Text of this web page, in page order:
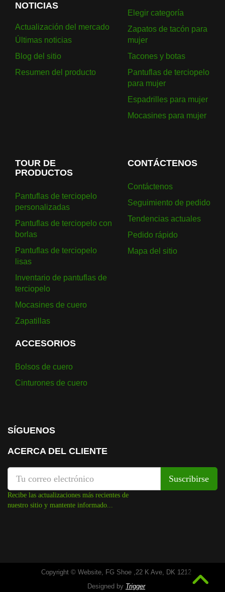
NOTICIAS
Actualización del mercado
Últimas noticias
Blog del sitio
Resumen del producto
Elegir categoría
Zapatos de tacón para
mujer
Tacones y botas
Pantuflas de terciopelo
para mujer
Espadrilles para mujer
Mocasines para mujer
TOUR DE
PRODUCTOS
Pantuflas de terciopelo
personalizadas
Pantuflas de terciopelo con
borlas
Pantuflas de terciopelo
lisas
Inventario de pantuflas de
terciopelo
Mocasines de cuero
Zapatillas
ACCESORIOS
Bolsos de cuero
Cinturones de cuero
CONTÁCTENOS
Contáctenos
Seguimiento de pedido
Tendencias actuales
Pedido rápido
Mapa del sitio
SÍGUENOS
ACERCA DEL CLIENTE
Recibe las actualizaciones más recientes de
nuestro sitio y mantente informado...
Copyright © Website, FG Shoe ,22 K Ave, DK 1212
Designed by Trigger